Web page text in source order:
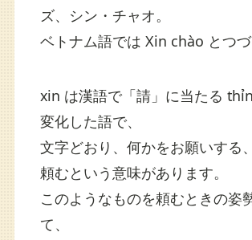
ズ、シン・チャオ。
ベトナム語では Xin chào とつづ
xin は漢語で「請」に当たる
変化した語で、
文字どおり、何かをお願いする
頼むという意味があります。
このようなものを頼むときの姿
て、